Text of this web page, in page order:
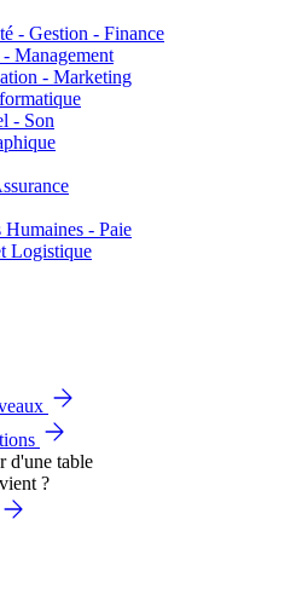
- Gestion - Finance
Management
- Marketing
- Son
Humaines - Paie
Logistique
?